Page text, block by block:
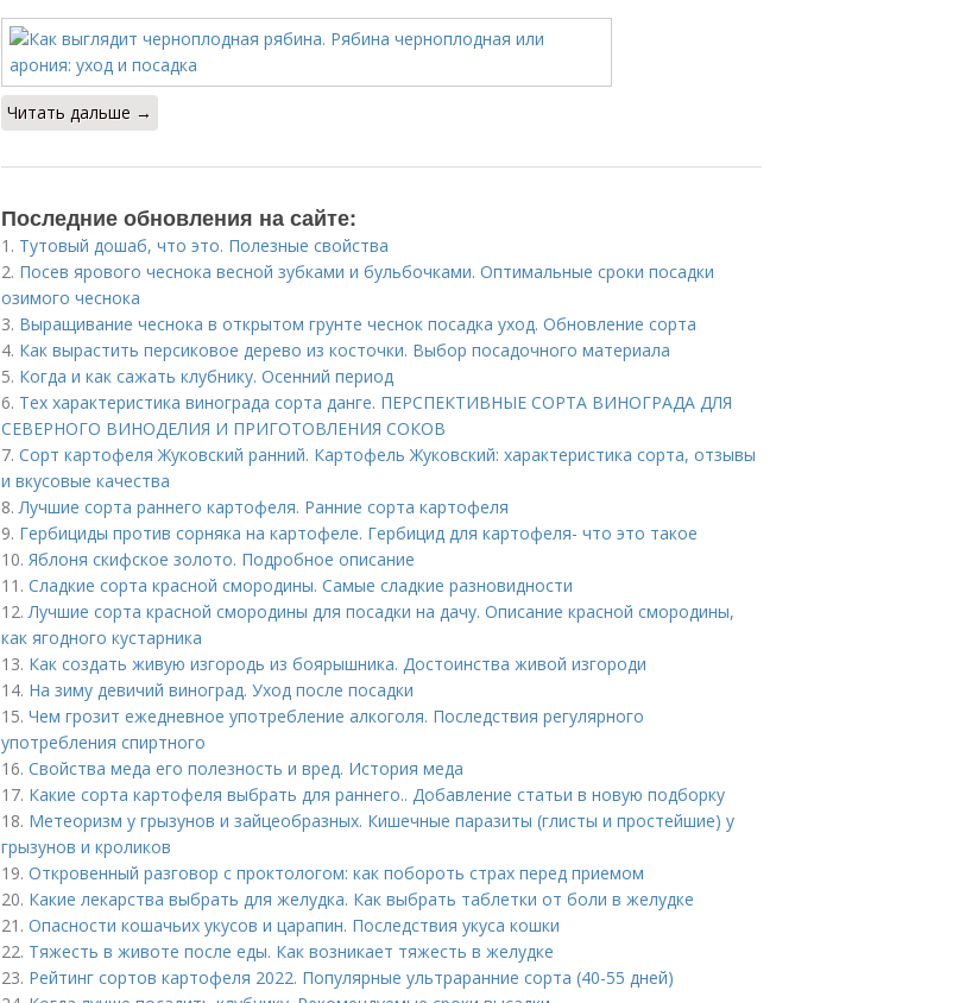
Читать дальше →
Последние обновления на сайте:
1. Тутовый дошаб, что это. Полезные свойства
2. Посев ярового чеснока весной зубками и бульбочками. Оптимальные сроки посадки
озимого чеснока
3. Выращивание чеснока в открытом грунте чеснок посадка уход. Обновление сорта
4. Как вырастить персиковое дерево из косточки. Выбор посадочного материала
5. Когда и как сажать клубнику. Осенний период
6. Тех характеристика винограда сорта данге. ПЕРСПЕКТИВНЫЕ СОРТА ВИНОГРАДА ДЛЯ
CЕВЕРНОГО ВИНОДЕЛИЯ И ПРИГОТОВЛЕНИЯ СОКОВ
7. Сорт картофеля Жуковский ранний. Картофель Жуковский: характеристика сорта, отзывы
и вкусовые качества
8.Лучшие сорта раннего картофеля. Ранние сорта картофеля
9. Гербициды против сорняка на картофеле. Гербицид для картофеля- что это такое
10. Яблоня скифское золото. Подробное описание
11. Сладкие сорта красной смородины. Самые сладкие разновидности
12.Лучшие сорта красной смородины для посадки на дачу. Описание красной смородины,
как ягодного кустарника
13. Как создать живую изгородь из боярышника. Достоинства живой изгороди
14. На зиму девичий виноград. Уход после посадки
15. Чем грозит ежедневное употребление алкоголя. Последствия регулярного
употребления спиртного
16. Свойства меда его полезность и вред. История меда
17. Какие сорта картофеля выбрать для раннего.. Добавление статьи в новую подборку
18. Метеоризм у грызунов и зайцеобразных. Кишечные паразиты (глисты и простейшие) у
грызунов и кроликов
19. Откровенный разговор с проктологом: как побороть страх перед приемом
20. Какие лекарства выбрать для желудка. Как выбрать таблетки от боли в желудке
21. Опасности кошачьих укусов и царапин. Последствия укуса кошки
22. Тяжесть в животе после еды. Как возникает тяжесть в желудке
23. Рейтинг сортов картофеля 2022. Популярные ультраранние сорта (40-55 дней)